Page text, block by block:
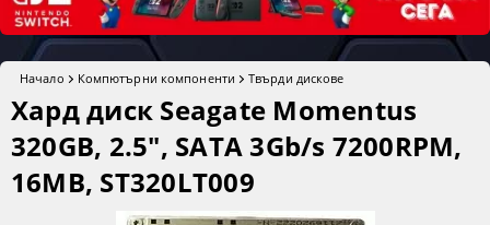
Начало Компютърни компоненти Твърди дискове
Хард диск Seagate Momentus
320GB, 2.5", SATA 3Gb/s 7200RPM,
16MB, ST320LT009